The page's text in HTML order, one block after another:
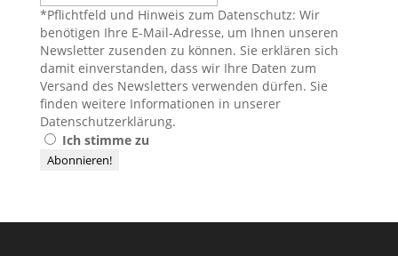
*Pflichtfeld und Hinweis zum Datenschutz: Wir
benötigen Ihre E-Mail-Adresse, um Ihnen unseren
Newsletter zusenden zu können. Sie erklären sich
damit einverstanden, dass wir Ihre Daten zum
Versand des Newsletters verwenden dürfen. Sie
finden weitere Informationen in unserer
Datenschutzerklärung.
Ich stimme zu